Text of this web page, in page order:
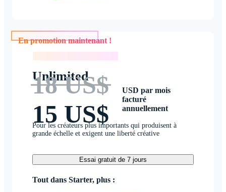
En promotion maintenant !
Unlimited
18 US$
15 US$
USD par mois
facturé
annuellement
Pour les créateurs plus importants qui produisent à
grande échelle et exigent une liberté créative
Essai gratuit de 7 jours
Tout dans Starter, plus :